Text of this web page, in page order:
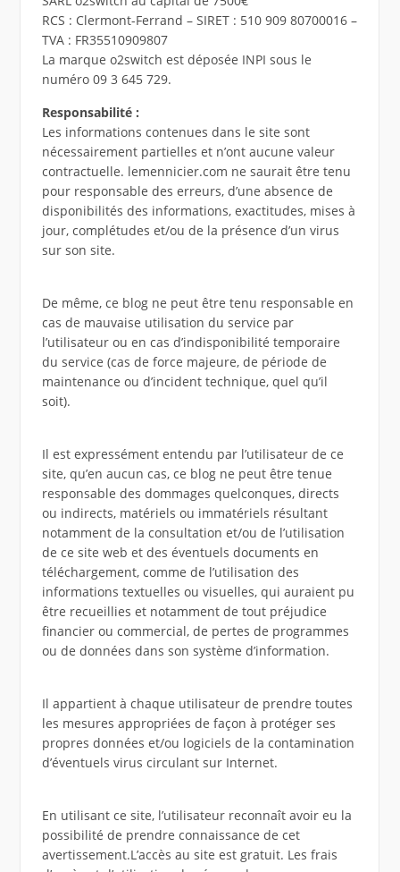
RCS : Clermont-Ferrand – SIRET : 510 909 80700016 –
TVA : FR35510909807
La marque o2switch est déposée INPI sous le
numéro 09 3 645 729.
Responsabilité :
Les informations contenues dans le site sont
nécessairement partielles et n’ont aucune valeur
contractuelle. lemennicier.com ne saurait être tenu
pour responsable des erreurs, d’une absence de
disponibilités des informations, exactitudes, mises à
jour, complétudes et/ou de la présence d’un virus
sur son site.
De même, ce blog ne peut être tenu responsable en
cas de mauvaise utilisation du service par
l’utilisateur ou en cas d’indisponibilité temporaire
du service (cas de force majeure, de période de
maintenance ou d’incident technique, quel qu’il
soit).
Il est expressément entendu par l’utilisateur de ce
site, qu’en aucun cas, ce blog ne peut être tenue
responsable des dommages quelconques, directs
ou indirects, matériels ou immatériels résultant
notamment de la consultation et/ou de l’utilisation
de ce site web et des éventuels documents en
téléchargement, comme de l’utilisation des
informations textuelles ou visuelles, qui auraient pu
être recueillies et notamment de tout préjudice
financier ou commercial, de pertes de programmes
ou de données dans son système d’information.
Il appartient à chaque utilisateur de prendre toutes
les mesures appropriées de façon à protéger ses
propres données et/ou logiciels de la contamination
d’éventuels virus circulant sur Internet.
En utilisant ce site, l’utilisateur reconnaît avoir eu la
possibilité de prendre connaissance de cet
avertissement.L’accès au site est gratuit. Les frais